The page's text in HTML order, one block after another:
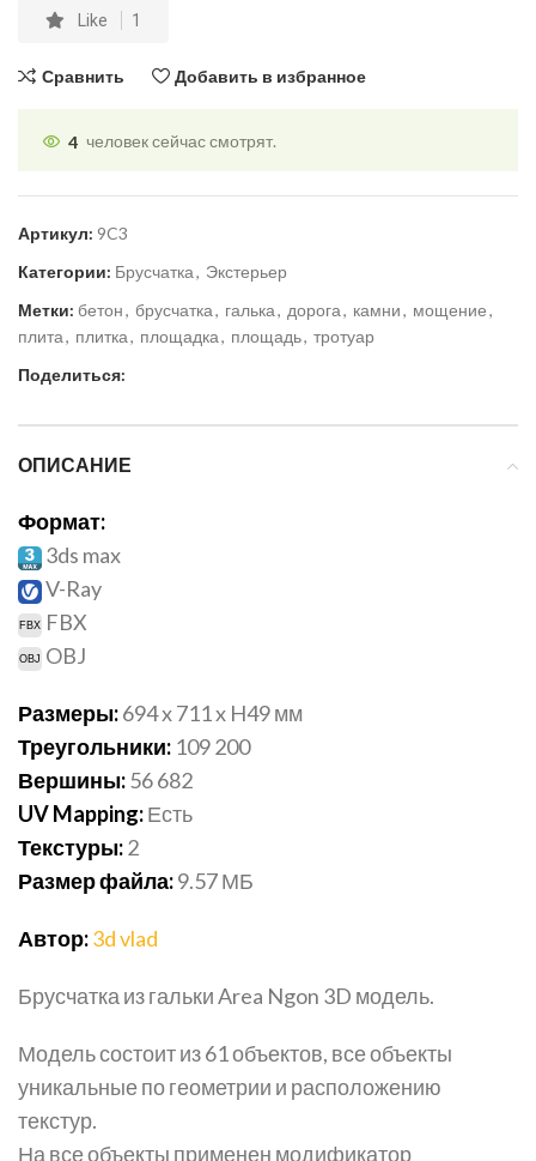
Like 1
Сравнить Добавить в избранное
4 человек сейчас смотрят.
Артикул: 9C3
Категории: Брусчатка, Экстерьер
Метки: бетон, брусчатка, галька, дорога, камни, мощение,
плита, плитка, площадка, площадь, тротуар
Поделиться:
ОПИСАНИЕ
Формат:
3ds max
V-Ray
FBX
OBJ
Размеры:694 x 711 x H49мм
Треугольники: 109 200
Вершины:56 682
UV Mapping:Есть
Текстуры:2
Размер файла:9.57МБ
Автор:3d vlad
Брусчатка из гальки Area Ngon 3D модель.
Модель состоит из 61 объектов, все объекты
уникальные по геометрии и расположению
текстур.
На все объекты применен модификатор